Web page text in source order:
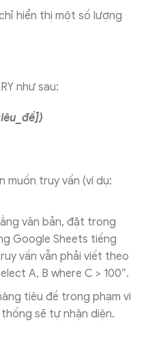
hiển thị một số lượng
như sau:
muốn truy vấn (ví dụ:
văn bản, đặt trong
Google Sheets tiếng
vấn vẫn phải viết theo
A, B where C > 100”.
tiêu đề trong phạm vi
sẽ tự nhận diện.